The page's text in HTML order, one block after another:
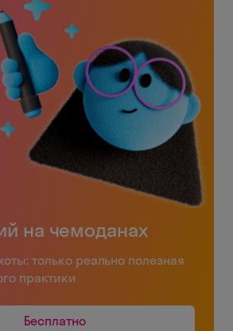
на чемоданах
только реально полезная
практики
Бесплатно